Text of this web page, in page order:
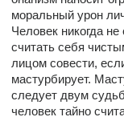
моральный урон
Человек никогда
считать себя
лицом совести,
мастурбирует.
следует двум
человек тайно